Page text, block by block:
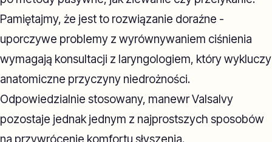
Pamiętajmy, że jest to rozwiązanie doraźne -
uporczywe problemy z wyrównywaniem ciśnienia
wymagają konsultacji z laryngologiem, który wykluczy
anatomiczne przyczyny niedrożności.
Odpowiedzialnie stosowany, manewr Valsalvy
pozostaje jednak jednym z najprostszych sposobów
na przywrócenie komfortu słyszenia.